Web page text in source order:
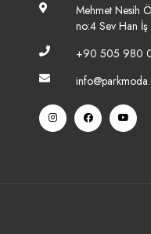
Mehmet Nesih
no:4 Sev Han
+90 505 980